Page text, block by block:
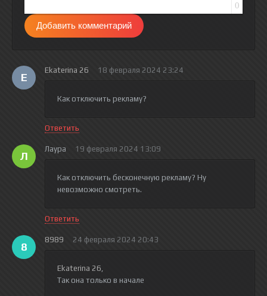
0
Добавить комментарий
E
Ekaterina 26 18 февраля 2024 23:24
Как отключить рекламу?
Ответить
Л
Лаура 19 февраля 2024 13:09
Как отключить бесконечную рекламу? Ну
невозможно смотреть.
Ответить
8
8989 24 февраля 2024 20:43
Ekaterina 26,
Так она только в начале